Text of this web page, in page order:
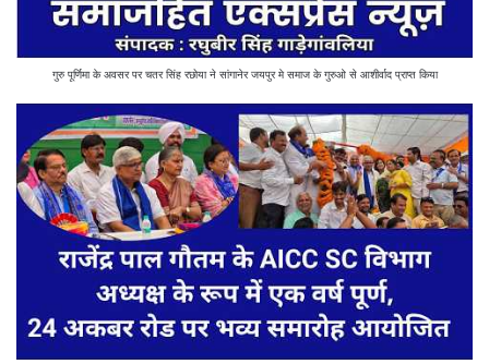
गुरु पूर्णिमा के अवसर पर चतर सिंह रछोया ने सांगानेर जयपुर मे समाज के गुरुओ से आशीर्वाद प्राप्त किया